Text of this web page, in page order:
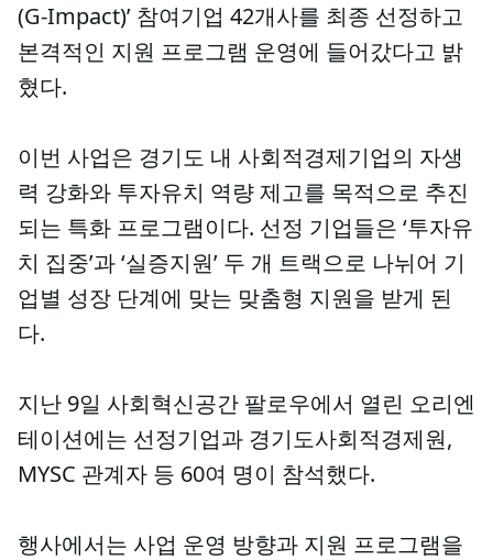
(G-Impact)’ 참여기업 42개사를 최종 선정하고
본격적인 지원 프로그램 운영에 들어갔다고 밝
혔다.
이번 사업은 경기도 내 사회적경제기업의 자생
력 강화와 투자유치 역량 제고를 목적으로 추진
되는 특화 프로그램이다. 선정 기업들은 ‘투자유
치 집중’과 ‘실증지원’ 두 개 트랙으로 나뉘어 기
업별 성장 단계에 맞는 맞춤형 지원을 받게 된
다.
지난 9일 사회혁신공간 팔로우에서 열린 오리엔
테이션에는 선정기업과 경기도사회적경제원,
MYSC 관계자 등 60여 명이 참석했다.
행사에서는 사업 운영 방향과 지원 프로그램을